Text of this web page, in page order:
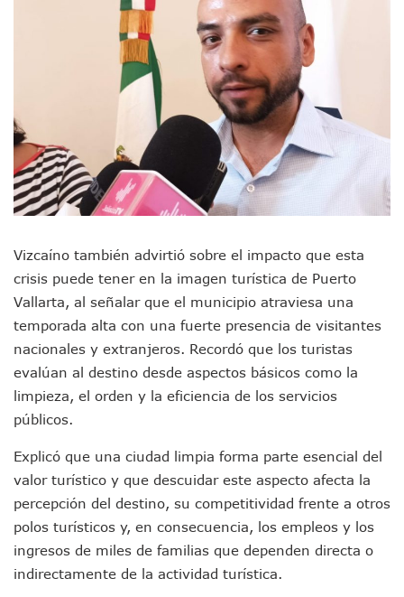
Coordinan Operativo Para Las Tradicionales Paseadas
Monzón Mexicano Causará Lluvias Muy Fuertes En
Acusado De Homicidio En El Tuito Permanecerá Un Año
Descartan Riesgo De Tsunami Para Puerto Vallarta Tras
Donald Trump Asistirá A La Final Del Mundial 2026 Entre
Retiran 10 Toneladas De Macroalga En Playa De
Arranca Copa México De Clavados Zapopan 2026 En El
Munguía Analiza Pedir 100 MDP De Adelanto De
Bomberas De Vallarta Asistirán A Simposio Internacional
Región Sanitaria VIII Activa Programa Para Menores Con
Asesinan A Regidora De Tecate Por Morena Y A Su
SEP Asigna Escuelas Para El Ciclo 2026-2027 En Jalisco;
Tráfico Aéreo Cae En Puerto Vallarta Durante El 2026;
SAT Lleva Su Oficina Móvil A Talpa De Allende Para
Mediante Asambleas Informativas Juan Carlos Castro
IMSS Rehabilitará Infraestructura De La UMF No. 170 En
Puerto Vallarta Se Suma A Simulacro Estatal Por Bloqueos
Retiran Cacharros De 30 Puntos En Colonias De Puerto
Hospital Civil De La Costa Inicia Su Construcción En Puerto
Ra Aguilar Fortalece La Transformación Desde Las
Aparecen Vivos Los Tres Estudiantes Desaparecidos De
Tras Caer Ante Inglaterra, México Recibe Multa Económica
Dictan Prisión Preventiva A Exdirector De Pemex Por
Juan Carlos Castro Visitó La Colonia Cristóbal Colón
Vizcaíno también advirtió sobre el impacto que esta
crisis puede tener en la imagen turística de Puerto
Vallarta, al señalar que el municipio atraviesa una
temporada alta con una fuerte presencia de visitantes
nacionales y extranjeros. Recordó que los turistas
evalúan al destino desde aspectos básicos como la
limpieza, el orden y la eficiencia de los servicios
públicos.
Explicó que una ciudad limpia forma parte esencial del
valor turístico y que descuidar este aspecto afecta la
percepción del destino, su competitividad frente a otros
polos turísticos y, en consecuencia, los empleos y los
ingresos de miles de familias que dependen directa o
indirectamente de la actividad turística.